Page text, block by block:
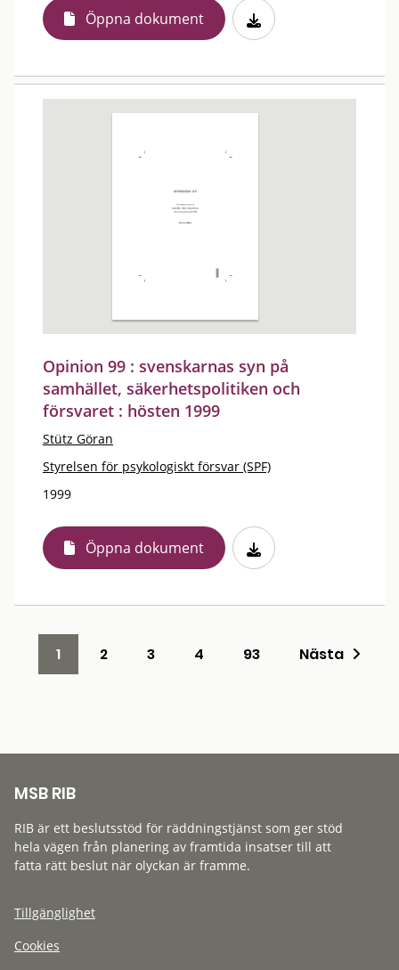
Öppna dokument
Opinion 99 : svenskarnas syn på
samhället, säkerhetspolitiken och
försvaret : hösten 1999
Stütz Göran
Styrelsen för psykologiskt försvar (SPF)
1999
Öppna dokument
1 2 3 4 93 Nästa
MSB RIB
RIB är ett beslutsstöd för räddningstjänst som ger stöd
hela vägen från planering av framtida insatser till att
fatta rätt beslut när olyckan är framme.
Tillgänglighet
Cookies